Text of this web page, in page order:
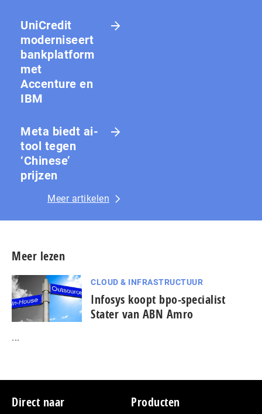
UniCredit
moderniseert
bankplatform
met
Accenture en
IBM
Meta biedt ai-
tool tegen
‘Chinese’
prijzen
Meer artikelen
Meer lezen
CLOUD & INFRASTRUCTUUR
Infosys koopt bpo-specialist
Stater van ABN Amro
...
Footer
Direct naar Producten